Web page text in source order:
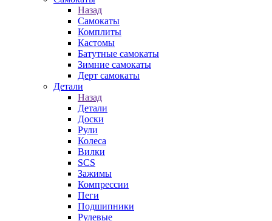
Назад
Самокаты
Комплиты
Кастомы
Батутные самокаты
Зимние самокаты
Дерт самокаты
Детали
Назад
Детали
Доски
Рули
Колеса
Вилки
SCS
Зажимы
Компрессии
Пеги
Подшипники
Рулевые